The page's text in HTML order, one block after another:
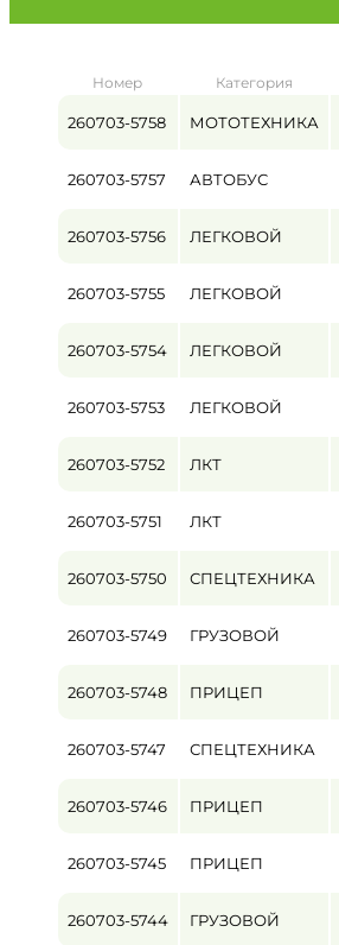
от
Цена
Номер Категория
260703-5758 МОТОТЕХНИКА
260703-5757 АВТОБУС
260703-5756 ЛЕГКОВОЙ
260703-5755 ЛЕГКОВОЙ
260703-5754 ЛЕГКОВОЙ
260703-5753 ЛЕГКОВОЙ
260703-5752 ЛКТ
260703-5751 ЛКТ
260703-5750 СПЕЦТЕХНИКА
260703-5749 ГРУЗОВОЙ
260703-5748 ПРИЦЕП
260703-5747 СПЕЦТЕХНИКА
260703-5746 ПРИЦЕП
260703-5745 ПРИЦЕП
260703-5744 ГРУЗОВОЙ